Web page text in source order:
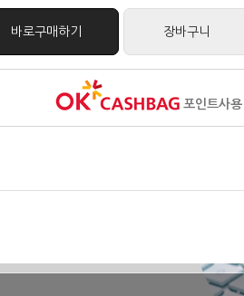
바로구매하기 장바구니
포인트사